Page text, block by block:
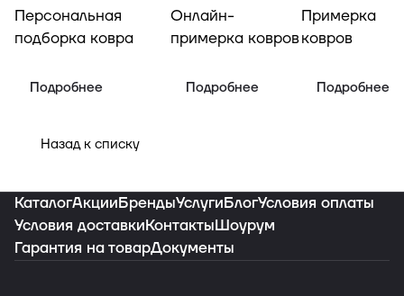
Персональная
подборка ковра
Подробнее
Онлайн-
примерка ковров
Подробнее
Примерка
ковров
Подробнее
Назад к списку
КаталогАкцииБрендыУслугиБлогУсловия оплаты
Условия доставкиКонтактыШоурум
Гарантия на товарДокументы